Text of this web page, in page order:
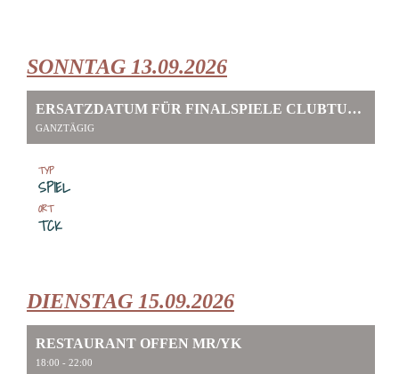
SONNTAG 13.09.2026
ERSATZDATUM FÜR FINALSPIELE CLUBTURNIER TCK
GANZTÄGIG
TYP
SPIEL
ORT
TCK
DIENSTAG 15.09.2026
RESTAURANT OFFEN MR/YK
18:00 - 22:00